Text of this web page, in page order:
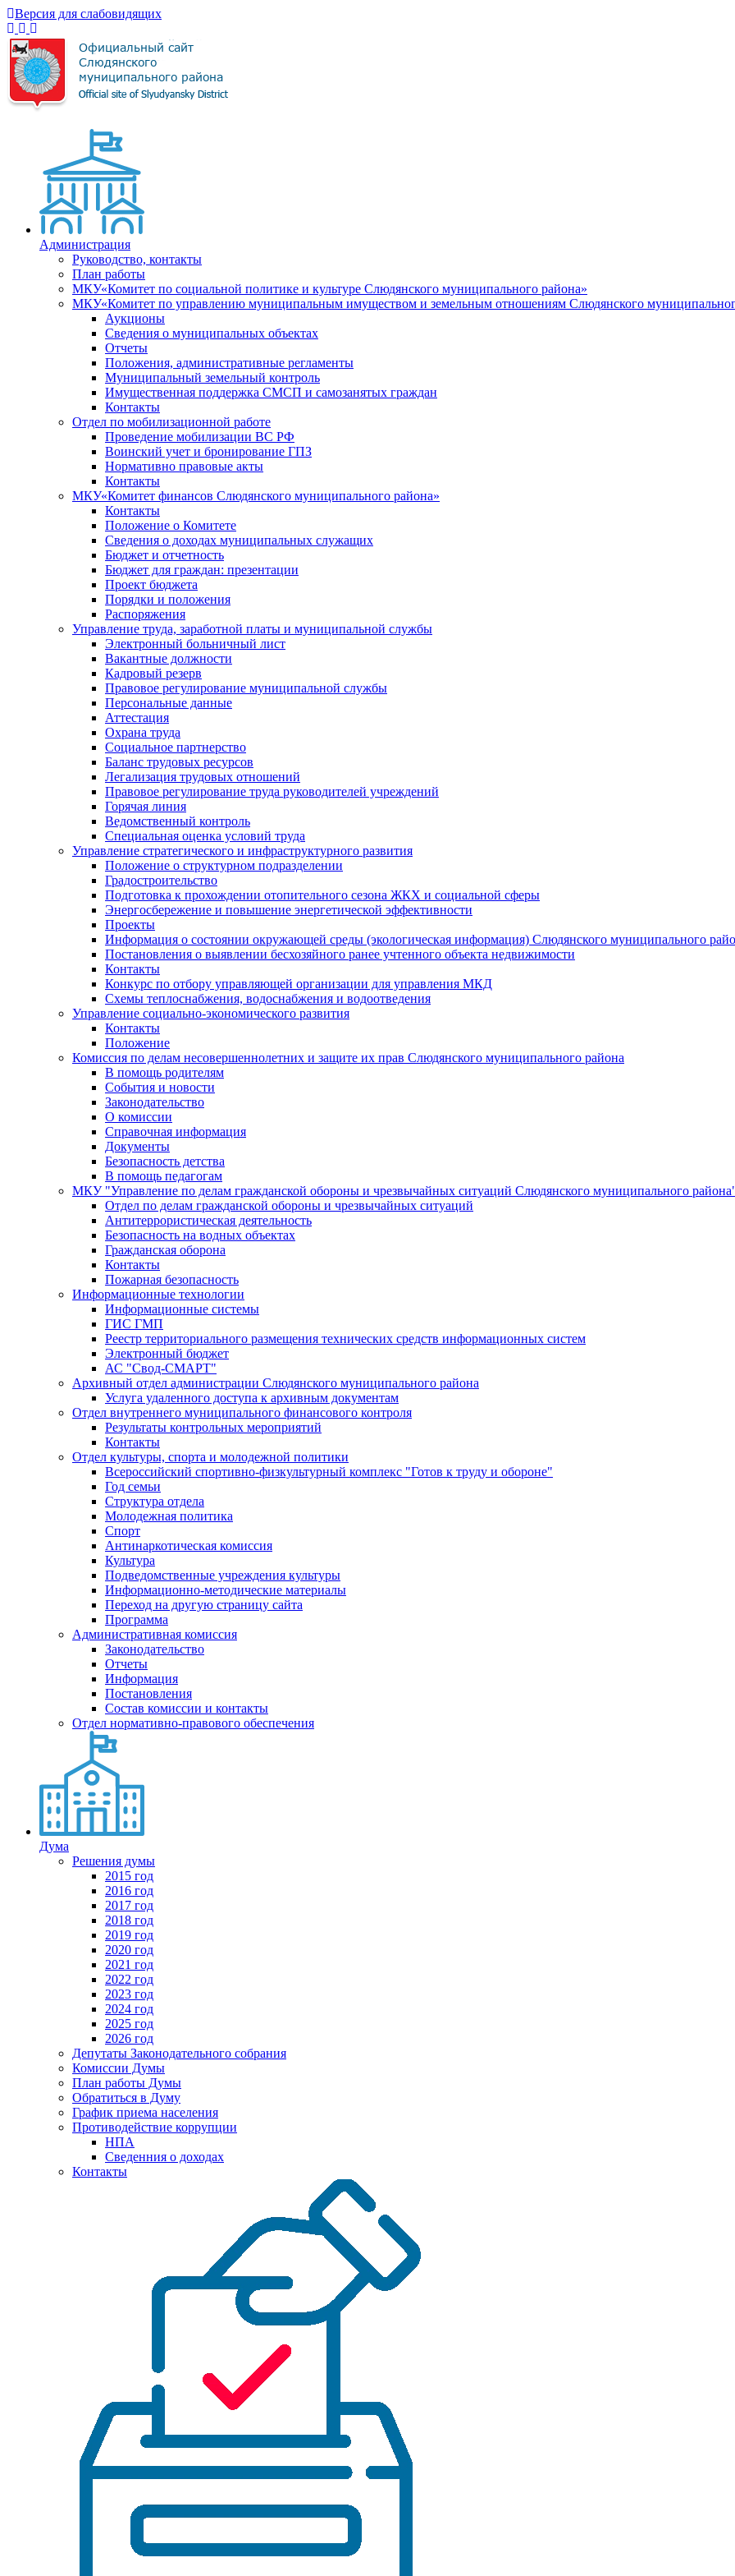
Версия для слабовидящих
Администрация
Руководство, контакты
План работы
МКУ«Комитет по социальной политике и культуре Слюдянского муниципального района»
МКУ«Комитет по управлению муниципальным имуществом и земельным отношениям Слюдянского
Аукционы
Сведения о муниципальных объектах
Отчеты
Положения, административные регламенты
Муниципальный земельный контроль
Имущественная поддержка СМСП и самозанятых граждан
Контакты
Отдел по мобилизационной работе
Проведение мобилизации ВС РФ
Воинский учет и бронирование ГПЗ
Нормативно правовые акты
Контакты
МКУ«Комитет финансов Слюдянского муниципального района»
Контакты
Положение о Комитете
Сведения о доходах муниципальных служащих
Бюджет и отчетность
Бюджет для граждан: презентации
Проект бюджета
Порядки и положения
Распоряжения
Управление труда, заработной платы и муниципальной службы
Электронный больничный лист
Вакантные должности
Кадровый резерв
Правовое регулирование муниципальной службы
Персональные данные
Аттестация
Охрана труда
Социальное партнерство
Баланс трудовых ресурсов
Легализация трудовых отношений
Правовое регулирование труда руководителей учреждений
Горячая линия
Ведомственный контроль
Специальная оценка условий труда
Управление стратегического и инфраструктурного развития
Положение о структурном подразделении
Градостроительство
Подготовка к прохождении отопительного сезона ЖКХ и социальной сферы
Энергосбережение и повышение энергетической эффективности
Проекты
Информация о состоянии окружающей среды (экологическая информация) Слюдянского муниципального
Постановления о выявлении бесхозяйного ранее учтенного объекта недвижимости
Контакты
Конкурс по отбору управляющей организации для управления МКД
Схемы теплоснабжения, водоснабжения и водоотведения
Управление социально-экономического развития
Контакты
Положение
Комиссия по делам несовершеннолетних и защите их прав Слюдянского муниципального района
В помощь родителям
События и новости
Законодательство
О комиссии
Справочная информация
Документы
Безопасность детства
В помощь педагогам
МКУ "Управление по делам гражданской обороны и чрезвычайных ситуаций Слюдянского муниципального
Отдел по делам гражданской обороны и чрезвычайных ситуаций
Антитеррористическая деятельность
Безопасность на водных объектах
Гражданская оборона
Контакты
Пожарная безопасность
Информационные технологии
Информационные системы
ГИС ГМП
Реестр территориального размещения технических средств информационных систем
Электронный бюджет
АС "Свод-СМАРТ"
Архивный отдел администрации Слюдянского муниципального района
Услуга удаленного доступа к архивным документам
Отдел внутреннего муниципального финансового контроля
Результаты контрольных мероприятий
Контакты
Отдел культуры, спорта и молодежной политики
Всероссийский спортивно-физкультурный комплекс "Готов к труду и обороне"
Год семьи
Структура отдела
Молодежная политика
Спорт
Антинаркотическая комиссия
Культура
Подведомственные учреждения культуры
Информационно-методические материалы
Переход на другую страницу сайта
Программа
Административная комиссия
Законодательство
Отчеты
Информация
Постановления
Состав комиссии и контакты
Отдел нормативно-правового обеспечения
Дума
Решения думы
2015 год
2016 год
2017 год
2018 год
2019 год
2020 год
2021 год
2022 год
2023 год
2024 год
2025 год
2026 год
Депутаты Законодательного собрания
Комиссии Думы
План работы Думы
Обратиться в Думу
График приема населения
Противодействие коррупции
НПА
Сведенния о доходах
Контакты